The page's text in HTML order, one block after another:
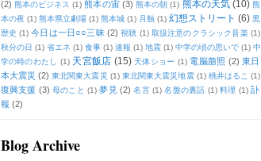
(2) 熊本のビジネス (1) 熊本の宙 (3) 熊本の朝 (1) 熊本の天気 (10) 熊
本の夜 (1) 熊本県立劇場 (1) 熊本城 (1) 月蝕 (1) 幻想ストリート (6) 黒
歴史 (1) 今日は一日○○三昧 (2) 視聴 (1) 取扱注意のクラシック音楽 (1)
秋分の日 (1) 省エネ (1) 食事 (1) 速報 (1) 地震 (1) 中学の頃の思いで (1) 中
学の時のわたし
(1) 天宮飯店 (15) 天体ショー (1) 電脳萠照 (2) 東日
本大震災 (2) 東北関東大震災 (1) 東北関東大震災地震 (1) 桃井はるこ (1)
復興支援 (3) 母のこと (1) 夢見 (2) 名言 (1) 名盤の裏話 (1) 料理 (1) 訃
報 (2)
Blog Archive